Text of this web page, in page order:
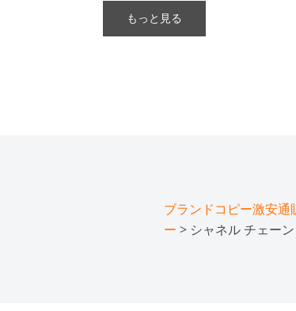
もっと見る
ブランドコピー激安
ー > シャネル チェー